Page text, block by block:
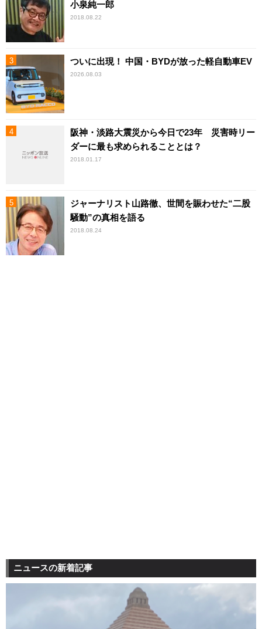
小泉純一郎
2018.08.22
ついに出現！ 中国・BYDが放った軽自動車EV
2026.08.03
阪神・淡路大震災から今日で23年 災害時リー
ダーに最も求められることとは？
2018.01.17
ジャーナリスト山路徹、世間を賑わせた“二股
騒動”の真相を語る
2018.08.24
ニュースの新着記事